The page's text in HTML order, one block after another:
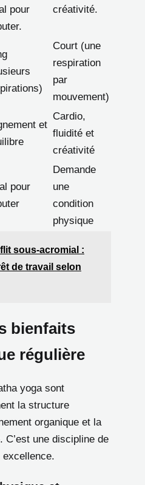
pour
créativité.
Court (une
respiration
par
mouvement)
et
Cardio,
fluidité et
créativité
pour
Demande
une
condition
physique
sous-acromial :
de travail selon
bienfaits
régulière
yoga sont
la structure
organique et la
C’est une discipline de
excellence.